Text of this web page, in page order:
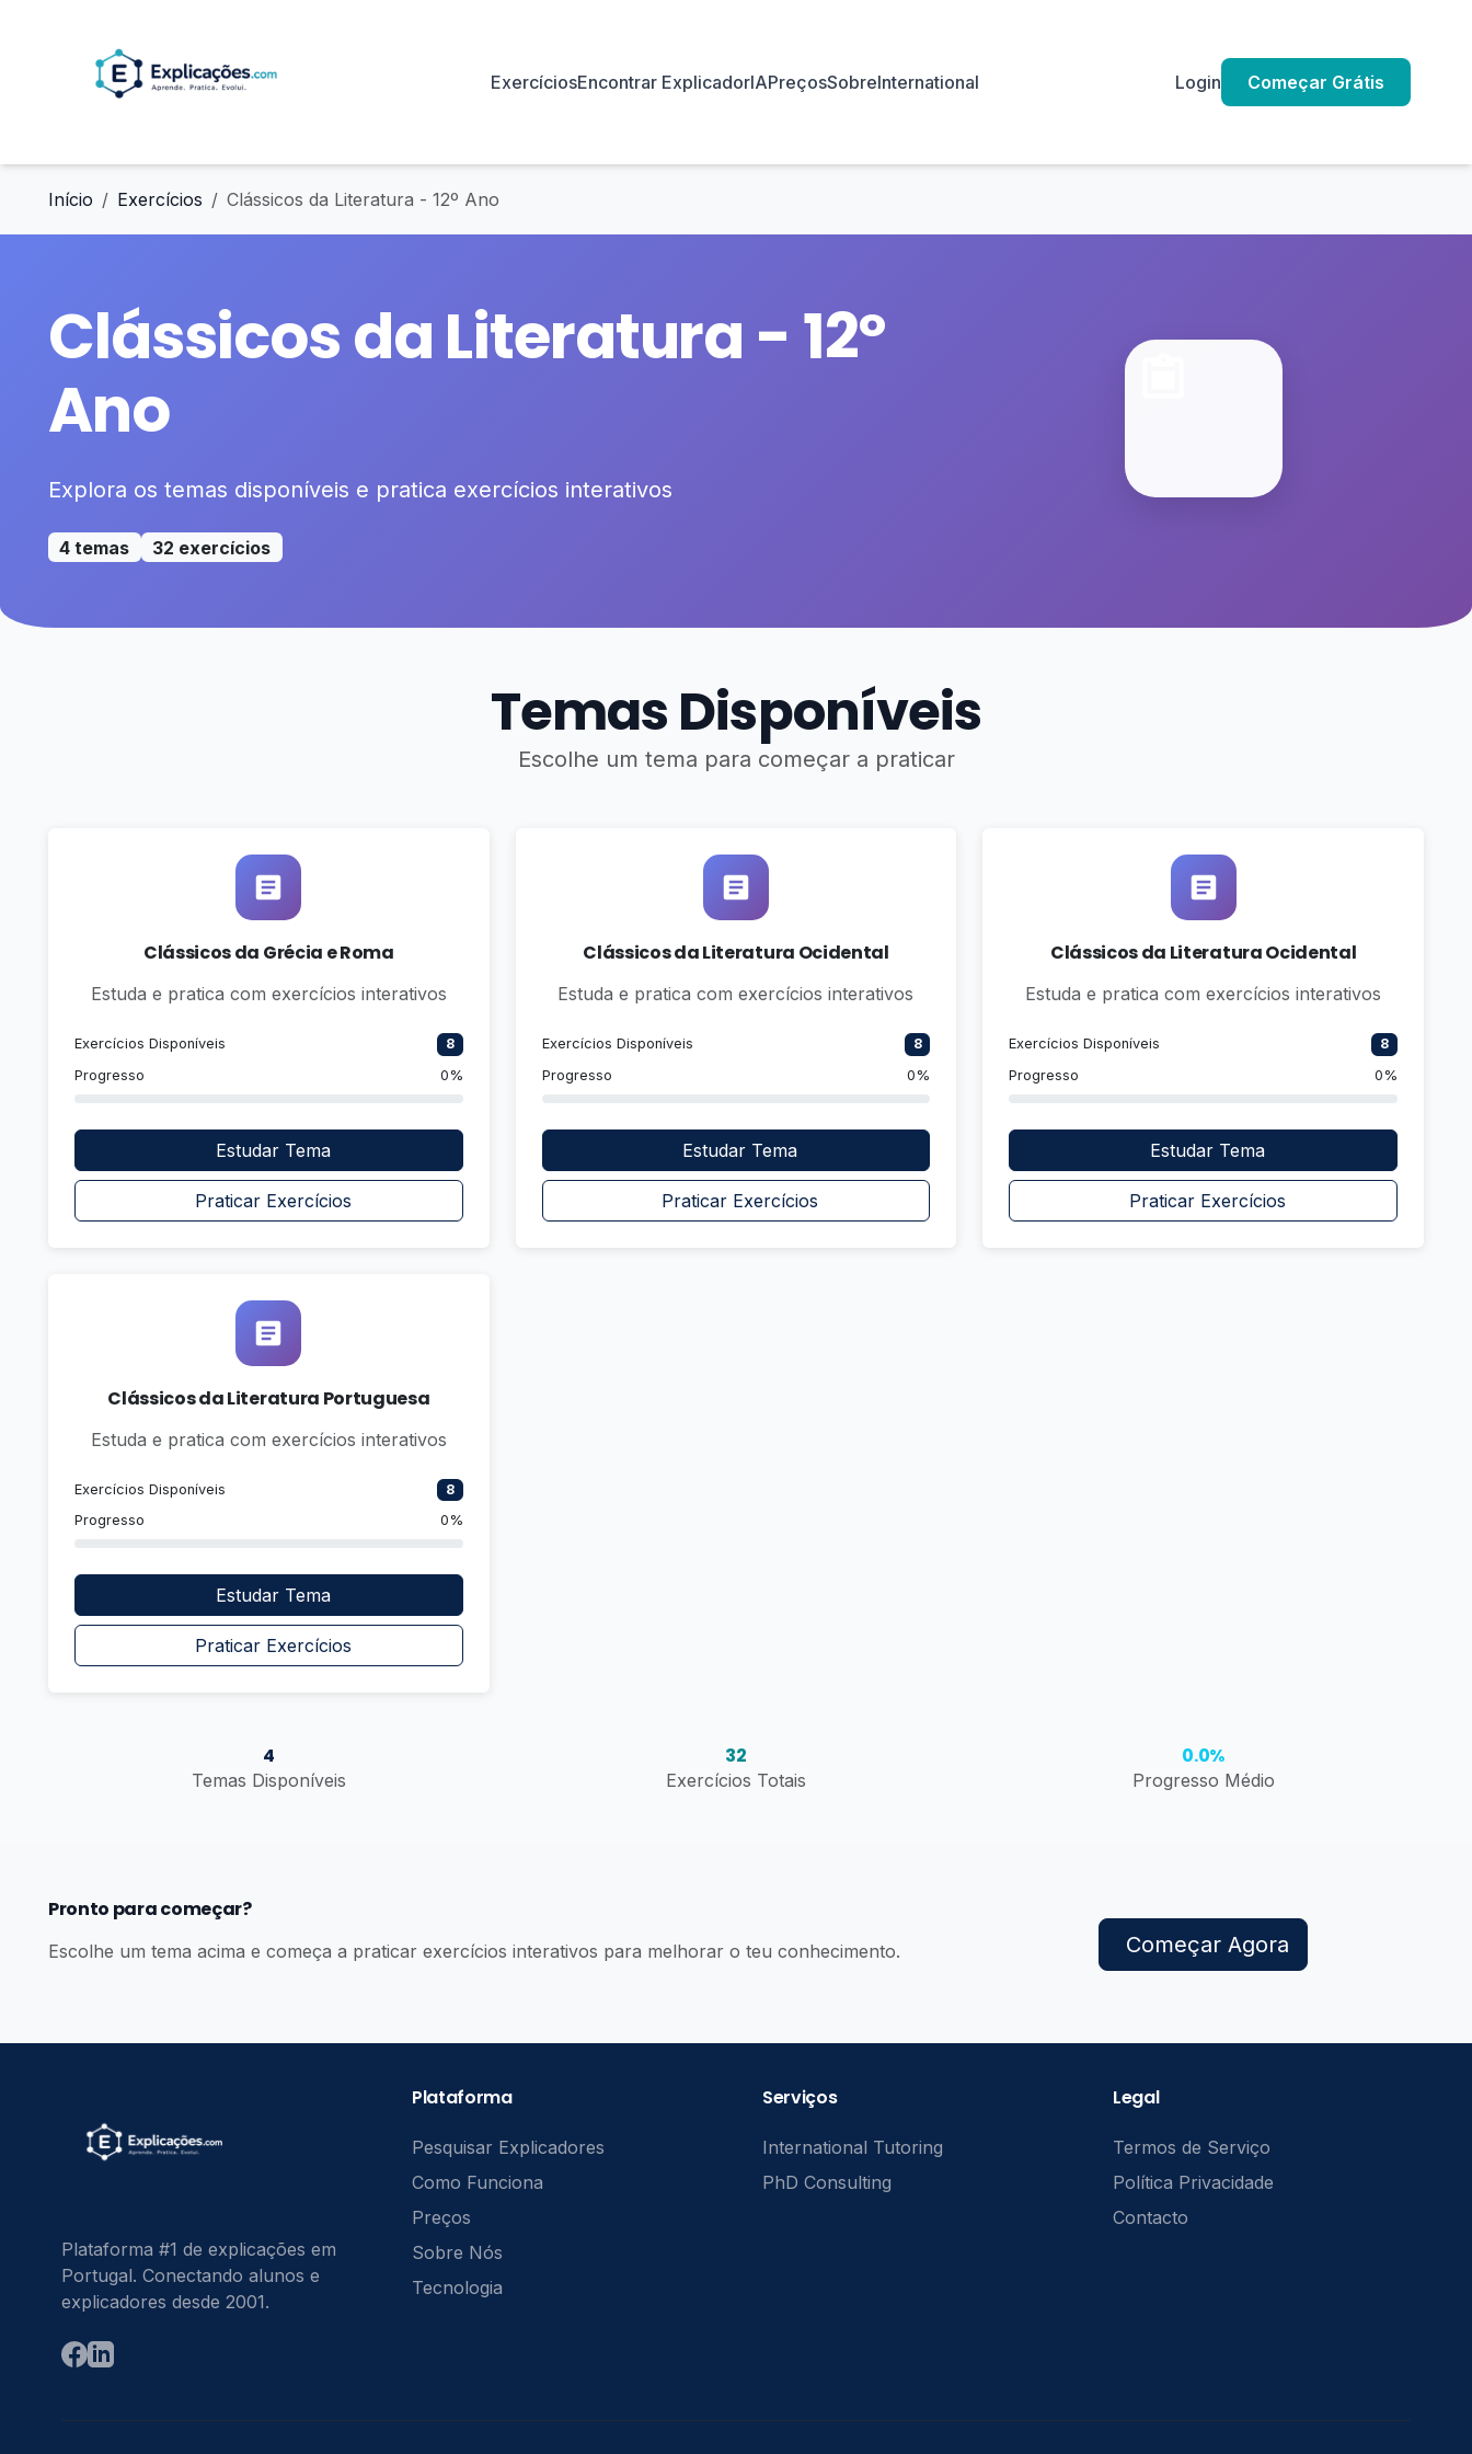
ExercíciosEncontrar ExplicadorIAPreçosSobreInternational Login Começar Grátis
Início Exercícios Clássicos da Literatura - 12º Ano
Clássicos da Literatura - 12º
Ano
Explora os temas disponíveis e pratica exercícios interativos
4 temas 32 exercícios
Temas Disponíveis
Escolhe um tema para começar a praticar
Clássicos da Grécia e Roma
Estuda e pratica com exercícios interativos
Exercícios Disponíveis
8
Progresso
0%
Estudar Tema
Praticar Exercícios
Clássicos da Literatura Ocidental
Estuda e pratica com exercícios interativos
Exercícios Disponíveis
8
Progresso
0%
Estudar Tema
Praticar Exercícios
Clássicos da Literatura Ocidental
Estuda e pratica com exercícios interativos
Exercícios Disponíveis
8
Progresso
0%
Estudar Tema
Praticar Exercícios
Clássicos da Literatura Portuguesa
Estuda e pratica com exercícios interativos
Exercícios Disponíveis
8
Progresso
0%
Estudar Tema
Praticar Exercícios
4
Temas Disponíveis
32
Exercícios Totais
0.0%
Progresso Médio
Pronto para começar?
Escolhe um tema acima e começa a praticar exercícios interativos para melhorar o teu conhecimento. Começar Agora
Plataforma #1 de explicações em
Portugal. Conectando alunos e
explicadores desde 2001.
Plataforma
Pesquisar Explicadores
Como Funciona
Preços
Sobre Nós
Tecnologia
Serviços
International Tutoring
PhD Consulting
Legal
Termos de Serviço
Política Privacidade
Contacto